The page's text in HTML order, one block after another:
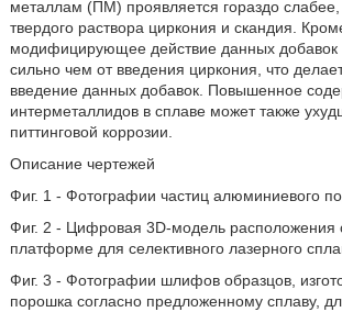
металлам (ПМ) проявляется гораздо слабее,
твердого раствора циркония и скандия.
модифицирующее действие данных добавок
сильно чем от введения циркония, что
введение данных добавок. Повышенное
интерметаллидов в сплаве может также
питтинговой коррозии.
Описание чертежей
Фиг. 1 - Фотографии частиц алюминиевого
Фиг. 2 - Цифровая 3D-модель расположения
платформе для селективного лазерного
Фиг. 3 - Фотографии шлифов образцов,
порошка согласно предложенному сплаву,